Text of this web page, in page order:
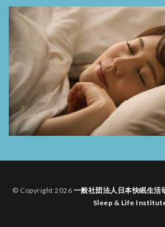
© Copyright 2026 一般社団法人日本快眠生
Sleep & Life